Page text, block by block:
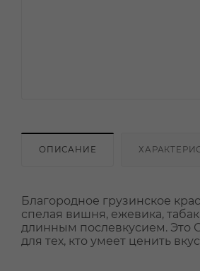
ОПИСАНИЕ
Благородное грузинское
спелая вишня, ежевика,
длинным послевкусием. Это
для тех, кто умеет ценить